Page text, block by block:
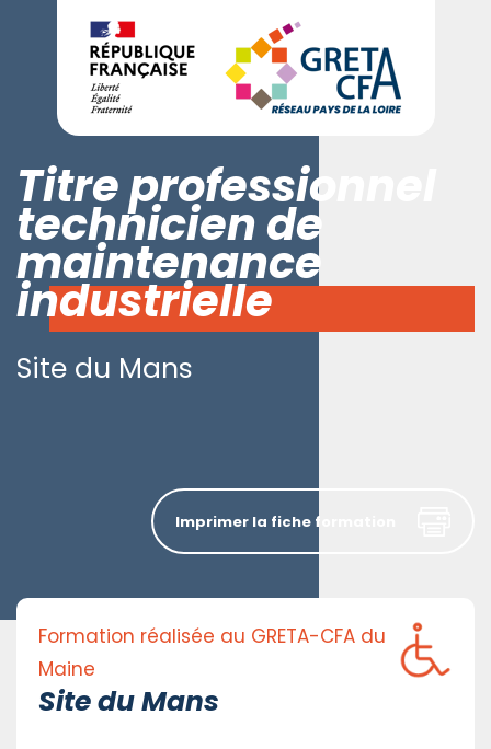
Titre professionnel
technicien de
maintenance
industrielle
Site du Mans
Formation réalisée au GRETA-CFA du
Maine
Site du Mans
Imprimer la fiche formation